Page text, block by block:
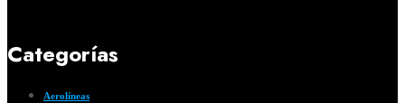
Categorías
Aerolíneas